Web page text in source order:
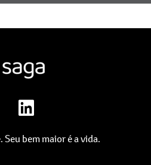
Seu bem maior é a vida.